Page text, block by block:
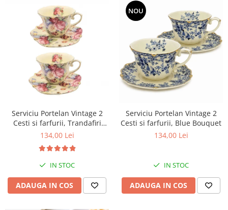
Serviciu Portelan Vintage 2
Cesti si farfurii, Trandafiri
NEW
134,00 Lei
IN STOC
ADAUGA IN COS
NOU
Serviciu Portelan Vintage 2
Cesti si farfurii, Blue Bouquet
134,00 Lei
IN STOC
ADAUGA IN COS